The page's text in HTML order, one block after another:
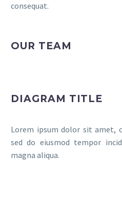
consequat.
OUR TEAM
DIAGRAM TITLE
Lorem ipsum dolor sit amet,
sed do eiusmod tempor
magna aliqua.